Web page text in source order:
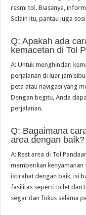
resmi tol. Biasanya,
Selain itu, pantau juga
Q: Apakah ada
kemacetan di Tol
A: Untuk menghindari
perjalanan di luar jam
peta atau navigasi yang
Dengan begitu, Anda
perjalanan.
Q: Bagaimana
area dengan baik?
A: Rest area di Tol
memberikan
istirahat dengan baik, isi
fasilitas seperti toilet dan
segar dan fokus selama